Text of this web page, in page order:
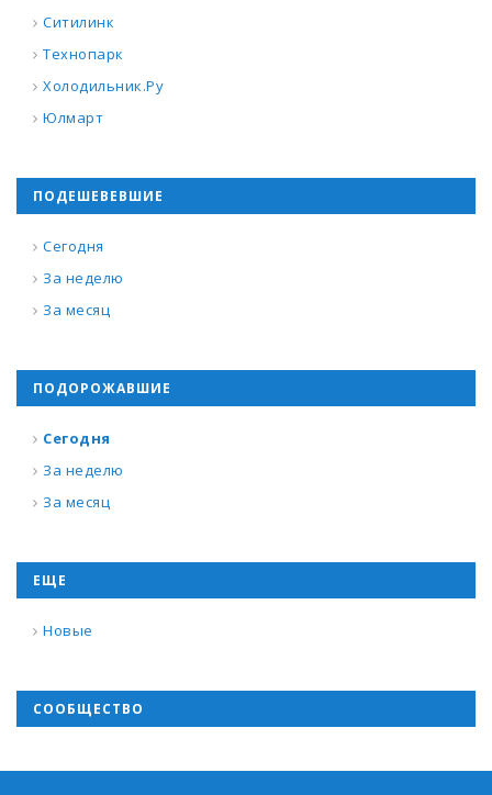
Ситилинк
Технопарк
Холодильник.Ру
Юлмарт
ПОДЕШЕВЕВШИЕ
Сегодня
За неделю
За месяц
ПОДОРОЖАВШИЕ
Сегодня
За неделю
За месяц
ЕЩЕ
Новые
СООБЩЕСТВО